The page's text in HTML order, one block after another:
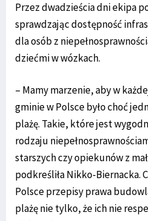
Przez dwadzieścia dni ekipa
sprawdzając dostępność
dla osób z
dziećmi w wózkach.
– Mamy marzenie, aby w
gminie w Polsce było choć
plażę. Takie, które jest
rodzaju
starszych czy opiekunów z
podkreśliła Nikko-Biernacka.
Polsce przepisy prawa
plażę nie tylko, że ich nie